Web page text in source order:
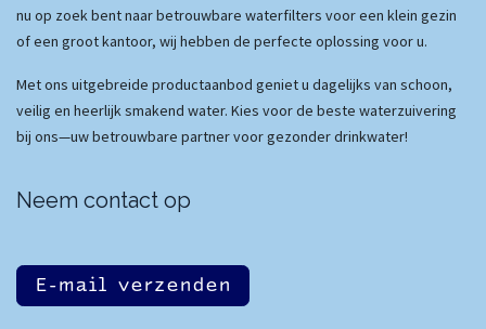
nu op zoek bent naar betrouwbare waterfilters voor een klein gezin
of een groot kantoor, wij hebben de perfecte oplossing voor u.
Met ons uitgebreide productaanbod geniet u dagelijks van schoon,
veilig en heerlijk smakend water. Kies voor de beste waterzuivering
bij ons—uw betrouwbare partner voor gezonder drinkwater!
Neem contact op
E-mail verzenden